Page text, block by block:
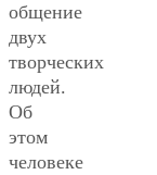
общение
двух
творческих
людей.
Об
этом
человеке